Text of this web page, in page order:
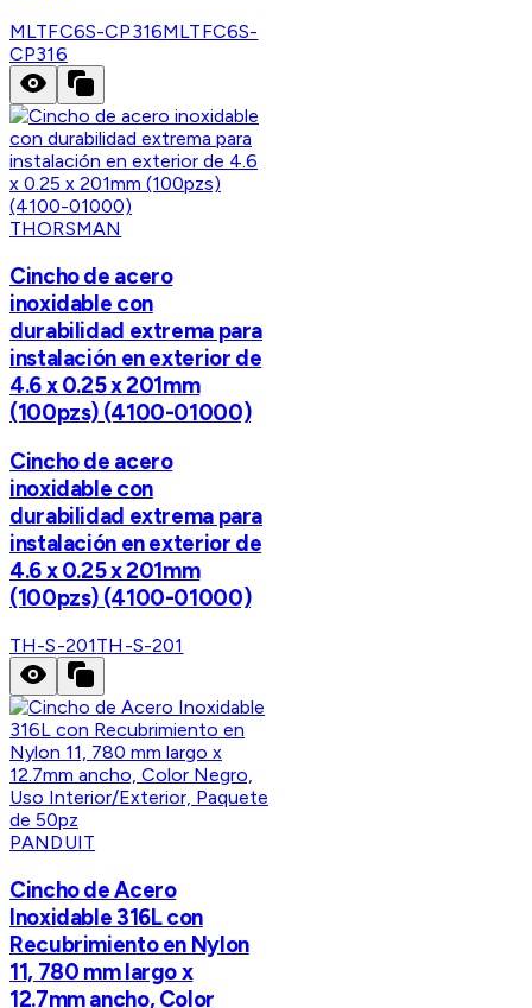
MLTFC6S-CP316MLTFC6S-
CP316
THORSMAN
Cincho de acero
inoxidable con
durabilidad extrema para
instalación en exterior de
4.6 x 0.25 x 201mm
(100pzs) (4100-01000)
Cincho de acero
inoxidable con
durabilidad extrema para
instalación en exterior de
4.6 x 0.25 x 201mm
(100pzs) (4100-01000)
TH-S-201TH-S-201
PANDUIT
Cincho de Acero
Inoxidable 316L con
Recubrimiento en Nylon
11, 780 mm largo x
12.7mm ancho, Color